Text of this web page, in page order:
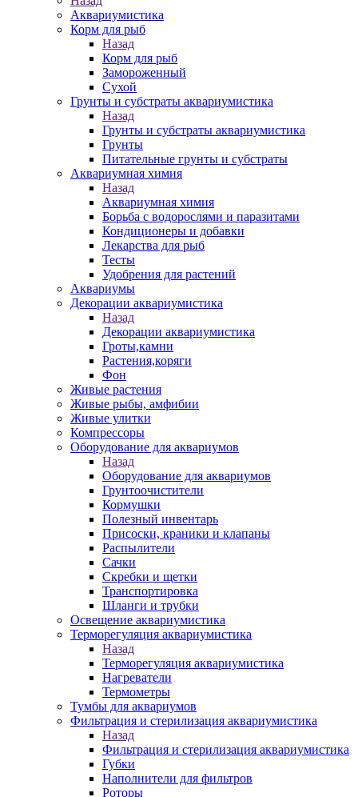
Аквариумистика
Корм для рыб
Назад
Корм для рыб
Замороженный
Сухой
Грунты и субстраты аквариумистика
Назад
Грунты и субстраты аквариумистика
Грунты
Питательные грунты и субстраты
Аквариумная химия
Назад
Аквариумная химия
Борьба с водорослями и паразитами
Кондиционеры и добавки
Лекарства для рыб
Тесты
Удобрения для растений
Аквариумы
Декорации аквариумистика
Назад
Декорации аквариумистика
Гроты,камни
Растения,коряги
Фон
Живые растения
Живые рыбы, амфибии
Живые улитки
Компрессоры
Оборудование для аквариумов
Назад
Оборудование для аквариумов
Грунтоочистители
Кормушки
Полезный инвентарь
Присоски, краники и клапаны
Распылители
Сачки
Скребки и щетки
Транспортировка
Шланги и трубки
Освещение аквариумистика
Терморегуляция аквариумистика
Назад
Терморегуляция аквариумистика
Нагреватели
Термометры
Тумбы для аквариумов
Фильтрация и стерилизация аквариумистика
Назад
Фильтрация и стерилизация аквариумистика
Губки
Наполнители для фильтров
Роторы